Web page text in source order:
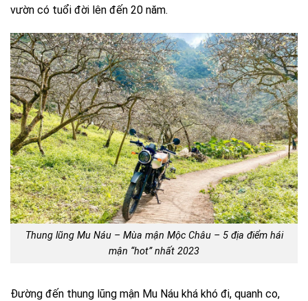
vườn có tuổi đời lên đến 20 năm.
Thung lũng Mu Náu – Mùa mận Mộc Châu – 5 địa điểm hái
mận “hot” nhất 2023
Đường đến thung lũng mận Mu Náu khá khó đi, quanh co,